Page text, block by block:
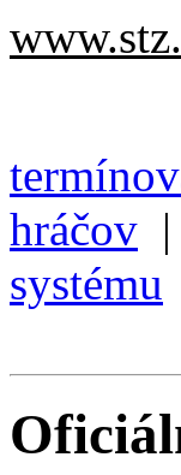
hráčov |
systému